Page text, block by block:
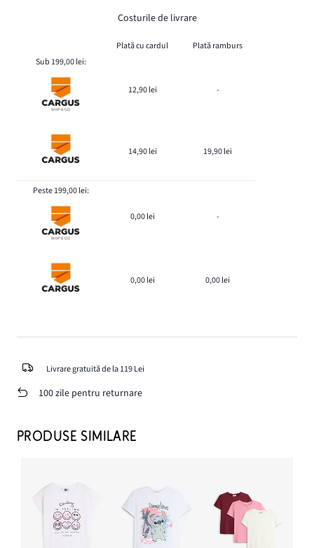
Costurile de livrare
Plată cu cardul
Plată ramburs
Sub 199,00 lei:
12,90 lei -
14,90 lei 19,90 lei
Peste 199,00 lei:
0,00 lei -
0,00 lei 0,00 lei
Livrare gratuită de la 119 Lei
100 zile pentru returnare
PRODUSE SIMILARE